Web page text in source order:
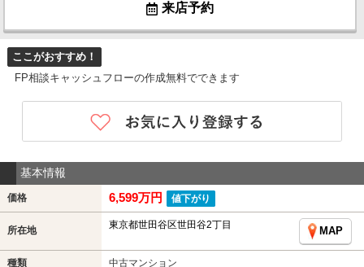
来店予約
ここがおすすめ！
FP相談キャッシュフローの作成無料でできます
基本情報
価格 6,599万円 値下がり
所在地 東京都世田谷区世田谷2丁目
MAP
種類 中古マンション